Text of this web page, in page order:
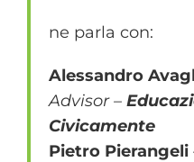
ne parla con:
Alessandro
Advisor –
Civicamente
Pietro Pierangeli